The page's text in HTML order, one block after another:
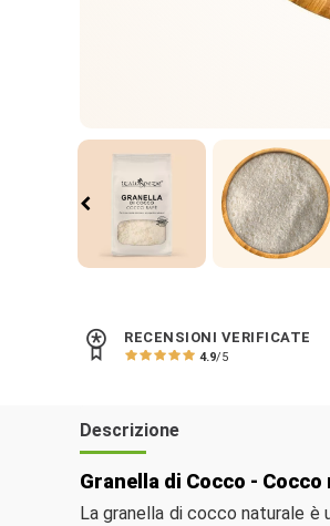
RECENSIONI VERIFICATE
4.9/5
Descrizione
Granella di Cocco - Cocco
La granella di cocco naturale